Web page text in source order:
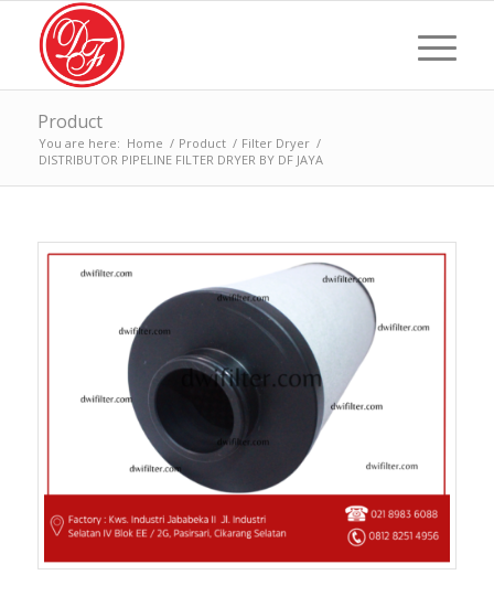
Product
You are here: Home / Product / Filter Dryer /
DISTRIBUTOR PIPELINE FILTER DRYER BY DF JAYA